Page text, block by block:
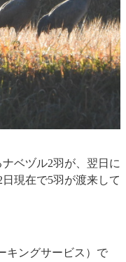
ベヅル2羽が、翌日に
現在で5羽が渡来して
キングサービス）で